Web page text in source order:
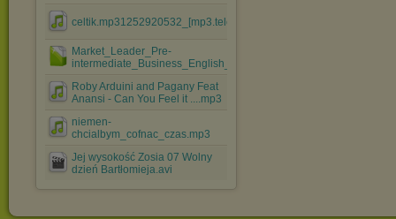
celtik.mp31252920532_[mp3.teledyski.info].mp3
Market_Leader_Pre-
intermediate_Business_English_Teache....rar
Roby Arduini and Pagany Feat
Anansi - Can You Feel it ....mp3
niemen-
chcialbym_cofnac_czas.mp3
Jej wysokość Zosia 07 Wolny
dzień Bartłomieja.avi